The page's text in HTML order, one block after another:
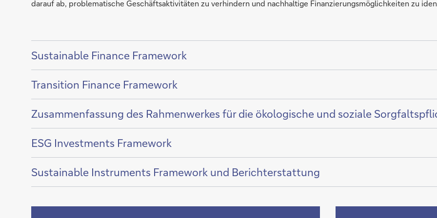
darauf ab, problematische Geschäftsaktivitäten zu verhindern und nachhaltige Finanzierungsmöglichkeiten zu
Zeige
Inhalt
von
Sustainable Finance Framework
Zeige
Inhalt
von
Transition Finance Framework
Zeige
Inhalt
von
Zusammenfassung des Rahmenwerkes für die ökologische und soziale
Zeige
Inhalt
von
ESG Investments Framework
Zeige
Inhalt
von
Sustainable Instruments Framework und Berichterstattung